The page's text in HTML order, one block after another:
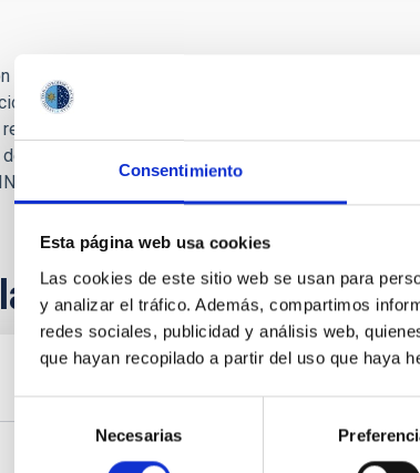
Consentimiento
Esta página web usa cookies
Las cookies de este sitio web se usan para
y analizar el tráfico. Además, compartimos
redes sociales, publicidad y análisis web,
que hayan recopilado a partir del uso que haya
consentimiento
Necesarias
del Consorcio Público Instituto de Astrofísica de
de dos/a Titulados/as/a Superior, fuera de
de un proyecto específico de
la Ley 14/2011) en el marco de proyectos de
OBRA CIVIL E ING MECÁNICA 4LTS-CTAN).